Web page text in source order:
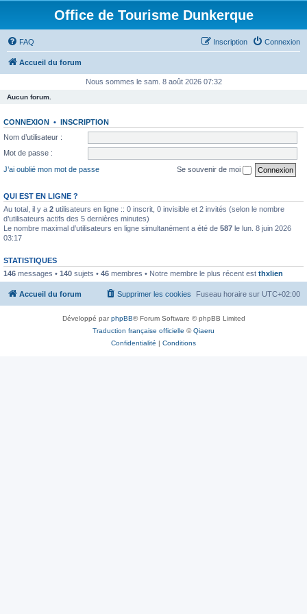
Office de Tourisme Dunkerque
FAQ Connexion
Inscription
Accueil du forum
Nous sommes le sam. 8 août 2026 07:32
Aucun forum.
CONNEXION • INSCRIPTION
Nom d’utilisateur :
Mot de passe :
J’ai oublié mon mot de passe
Se souvenir de moi
QUI EST EN LIGNE ?
Au total, il y a 2 utilisateurs en ligne :: 0 inscrit, 0 invisible et 2 invités (selon le nombre
d’utilisateurs actifs des 5 dernières minutes)
Le nombre maximal d’utilisateurs en ligne simultanément a été de 587 le lun. 8 juin 2026
03:17
STATISTIQUES
146 messages • 140 sujets • 46 membres • Notre membre le plus récent est thxlien
Accueil du forum Fuseau horaire sur UTC+02:00
Supprimer les cookies
Développé parphpBB® Forum Software © phpBB Limited
Traduction française officielle ©Qiaeru
Confidentialité | Conditions